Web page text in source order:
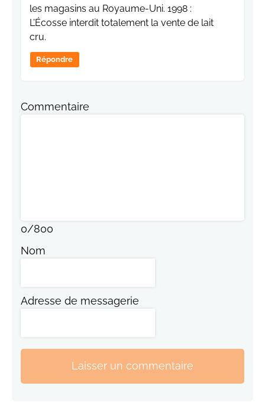
les magasins au Royaume-Uni. 1998 :
L’Écosse interdit totalement la vente de lait
cru.
Répondre
Commentaire
0/800
Nom
Adresse de messagerie
Laisser un commentaire